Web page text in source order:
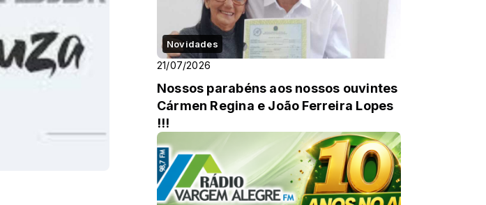
Novidades
21/07/2026
Nossos parabéns aos nossos ouvintes
Cármen Regina e João Ferreira Lopes
!!!